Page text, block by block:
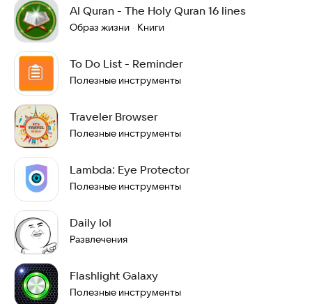
Al Quran - The Holy Quran 16 lines
Образ жизни · Книги
To Do List - Reminder
Полезные инструменты
Traveler Browser
Полезные инструменты
Lambda: Eye Protector
Полезные инструменты
Daily lol
Развлечения
Flashlight Galaxy
Полезные инструменты